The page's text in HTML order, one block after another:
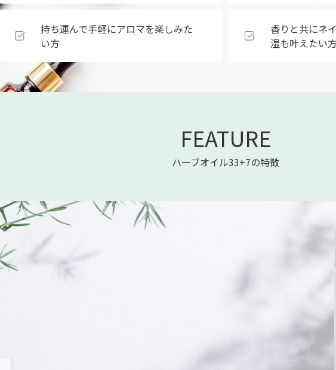
持ち運んで手軽にアロマを楽しみた
い方
香りと共にネ
湿も叶えたい
FEATURE
ハーブオイル33+7の特徴